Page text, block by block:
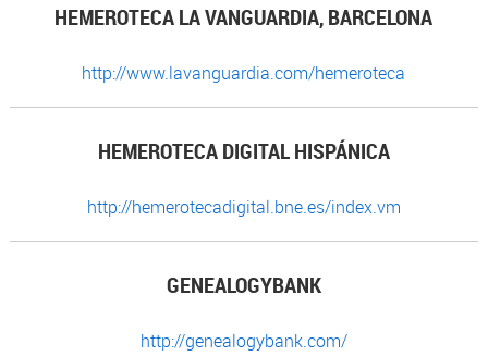
HEMEROTECA LA VANGUARDIA, BARCELONA
http://www.lavanguardia.com/hemeroteca
HEMEROTECA DIGITAL HISPÁNICA
http://hemerotecadigital.bne.es/index.vm
GENEALOGYBANK
http://genealogybank.com/